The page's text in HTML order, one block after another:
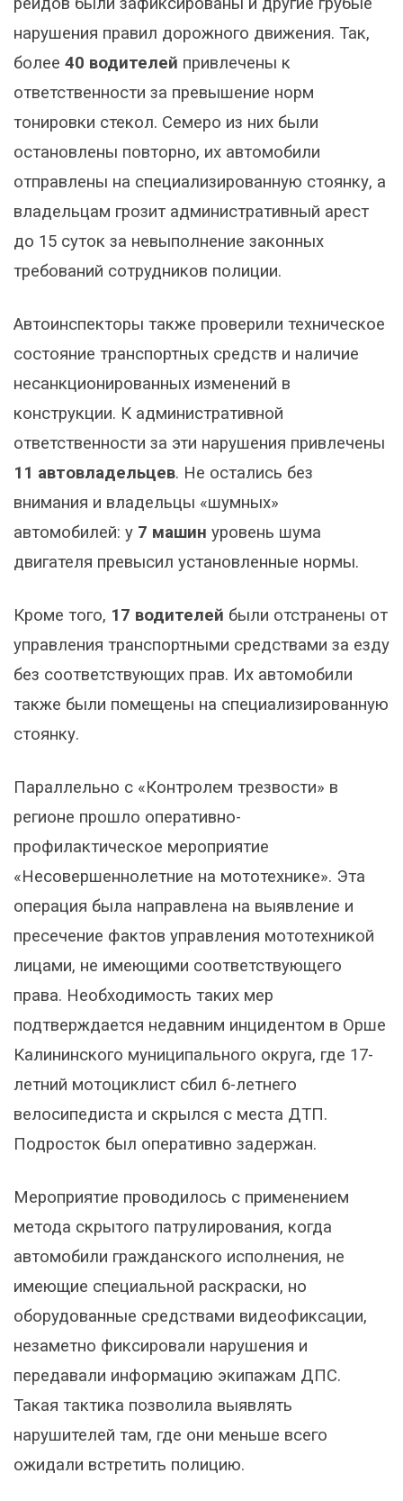
нарушения правил дорожного движения. Так,
более 40 водителей привлечены к
ответственности за превышение норм
тонировки стекол. Семеро из них были
остановлены повторно, их автомобили
отправлены на специализированную стоянку, а
владельцам грозит административный арест
до 15 суток за невыполнение законных
требований сотрудников полиции.
Автоинспекторы также проверили техническое
состояние транспортных средств и наличие
несанкционированных изменений в
конструкции. К административной
ответственности за эти нарушения привлечены
11 автовладельцев. Не остались без
внимания и владельцы «шумных»
автомобилей: у 7 машин уровень шума
двигателя превысил установленные нормы.
Кроме того, 17 водителей были отстранены от
управления транспортными средствами за езду
без соответствующих прав. Их автомобили
также были помещены на специализированную
стоянку.
Параллельно с «Контролем трезвости» в
регионе прошло оперативно-
профилактическое мероприятие
«Несовершеннолетние на мототехнике». Эта
операция была направлена на выявление и
пресечение фактов управления мототехникой
лицами, не имеющими соответствующего
права. Необходимость таких мер
подтверждается недавним инцидентом в Орше
Калининского муниципального округа, где 17-
летний мотоциклист сбил 6-летнего
велосипедиста и скрылся с места ДТП.
Подросток был оперативно задержан.
Мероприятие проводилось с применением
метода скрытого патрулирования, когда
автомобили гражданского исполнения, не
имеющие специальной раскраски, но
оборудованные средствами видеофиксации,
незаметно фиксировали нарушения и
передавали информацию экипажам ДПС.
Такая тактика позволила выявлять
нарушителей там, где они меньше всего
ожидали встретить полицию.